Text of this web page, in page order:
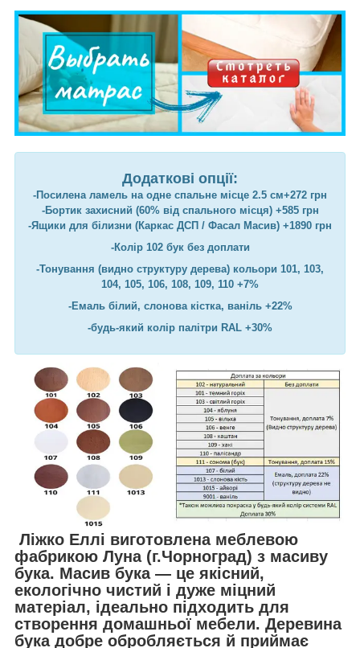
Додаткові опції:
-Посилена ламель на одне спальне місце 2.5 см+272 грн
-Бортик захисний (60% від спального місця) +585 грн
-Ящики для білизни (Каркас ДСП / Фасал Масив) +1890 грн
-Колір 102 бук без доплати
-Тонування (видно структуру дерева) кольори 101, 103,
104, 105, 106, 108, 109, 110 +7%
-Емаль білий, слонова кістка, ваніль +22%
-будь-який колір палітри RAL +30%
Ліжко Еллі виготовлена меблевою
фабрикою Луна (г.Чорноград) з масиву
бука. Масив бука — це якісний,
екологічно чистий і дуже міцний
матеріал, ідеально підходить для
створення домашньої мебели. Деревина
бука добре обробляється й приймає